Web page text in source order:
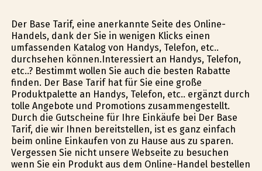
Der Base Tarif, eine anerkannte Seite des Online-
Handels, dank der Sie in wenigen Klicks einen
umfassenden Katalog von Handys, Telefon, etc..
durchsehen können.Interessiert an Handys, Telefon,
etc..? Bestimmt wollen Sie auch die besten Rabatte
finden. Der Base Tarif hat für Sie eine große
Produktpalette an Handys, Telefon, etc.. ergänzt durch
tolle Angebote und Promotions zusammengestellt.
Durch die Gutscheine für Ihre Einkäufe bei Der Base
Tarif, die wir Ihnen bereitstellen, ist es ganz einfach
beim online Einkaufen von zu Hause aus zu sparen.
Vergessen Sie nicht unsere Webseite zu besuchen
wenn Sie ein Produkt aus dem Online-Handel bestellen